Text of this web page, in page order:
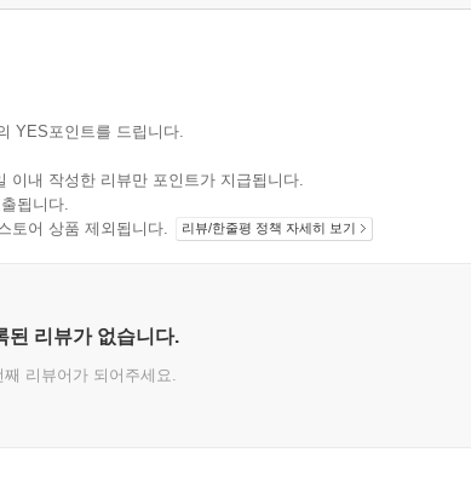
YES포인트를 드립니다.
이내 작성한 리뷰만 포인트가 지급됩니다.
됩니다.
토어 상품 제외됩니다.
리뷰/한줄평 정책 자세히 보기
된 리뷰가 없습니다.
째 리뷰어가 되어주세요.